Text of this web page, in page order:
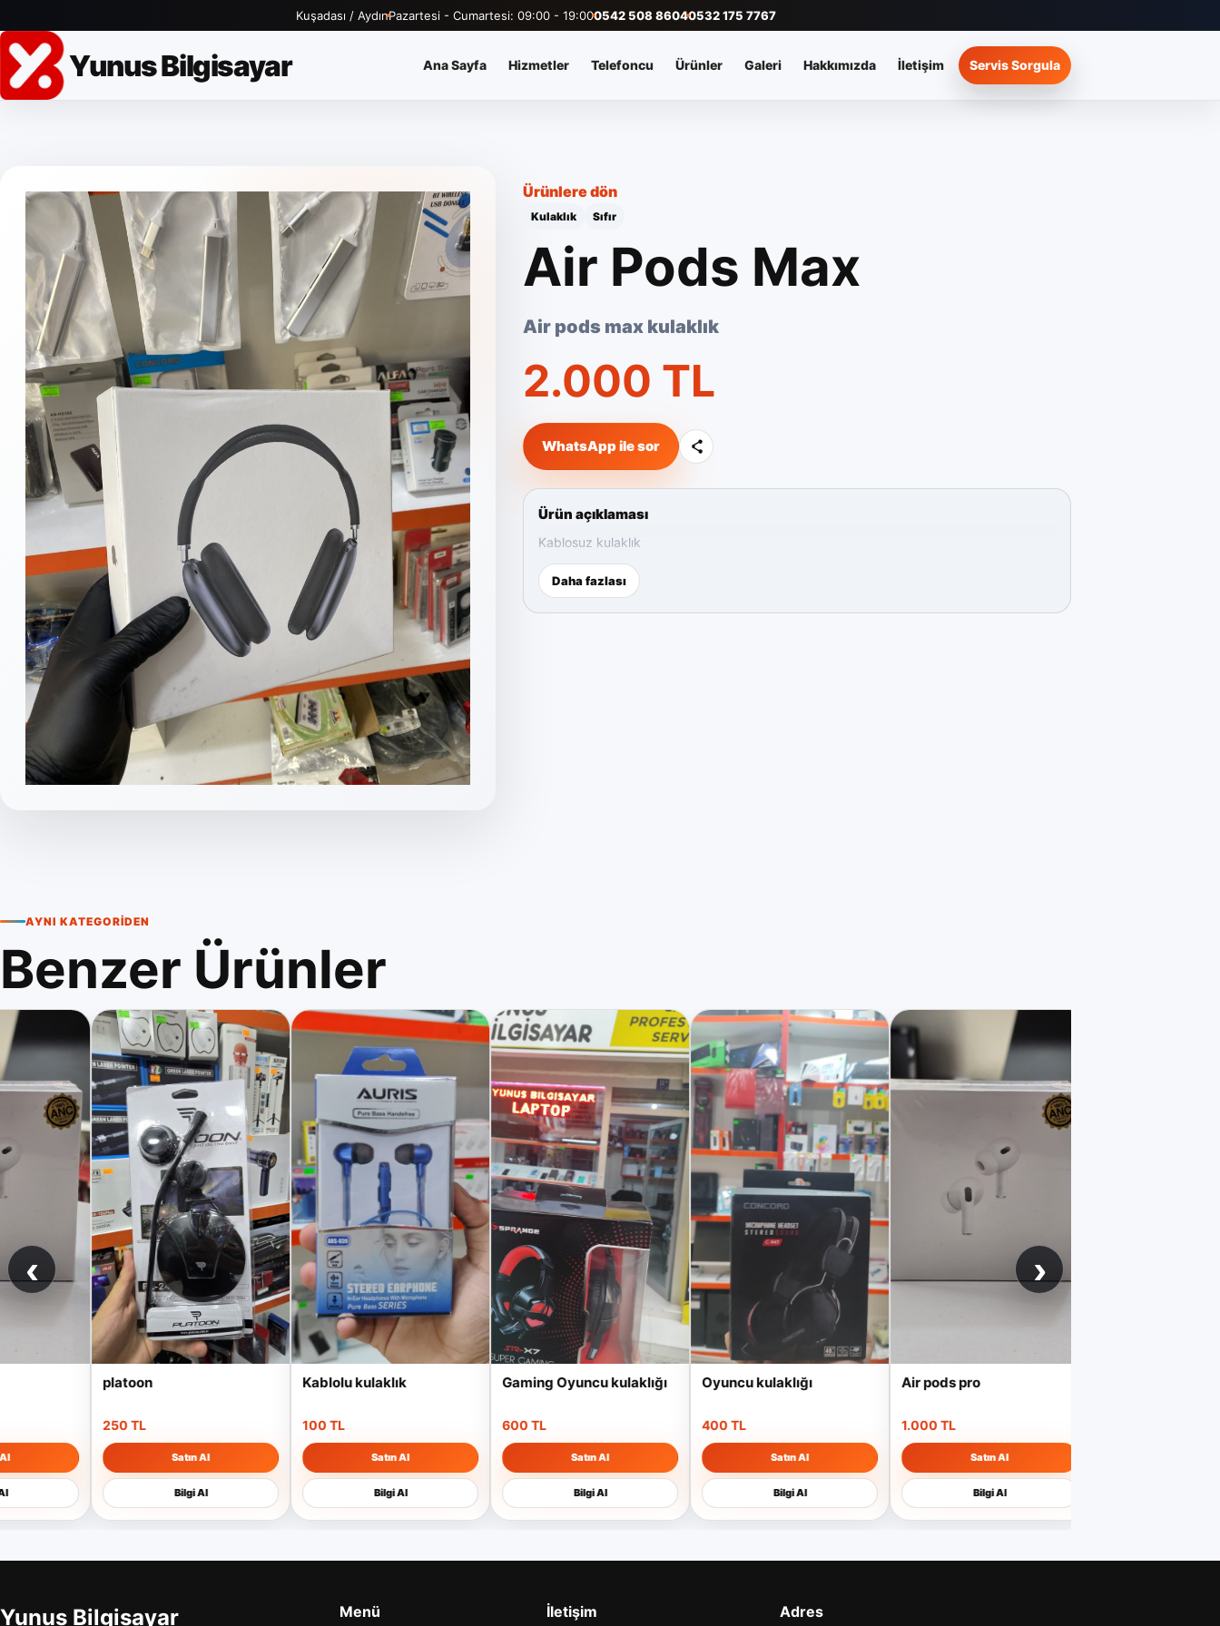
Kuşadası / AydınPazartesi - Cumartesi: 09:00 - 19:000542 508 86040532 175 7767
Yunus Bilgisayar Ana Sayfa Hizmetler Telefoncu Ürünler Galeri Hakkımızda İletişim Servis Sorgula
Ürünlere dön
Kulaklık Sıfır
Air Pods Max
Air pods max kulaklık
2.000 TL
WhatsApp ile sor
Ürün açıklaması
Kablosuz kulaklık
Daha fazlası
AYNI KATEGORIDEN
Benzer Ürünler
platoon
250 TL
Satın Al
Bilgi Al
Kablolu kulaklık
100 TL
Satın Al
Bilgi Al
Gaming Oyuncu kulaklığı
600 TL
Satın Al
Bilgi Al
Oyuncu kulaklığı
400 TL
Satın Al
Bilgi Al
Air pods pro
1.000 TL
Satın Al
Bilgi Al
‹ ›
Yunus Bilgisayar Menü İletişim Adres